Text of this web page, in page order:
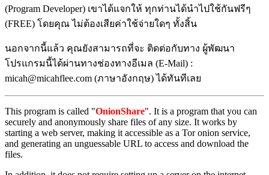
(Program Developer) เขาได้แจกให้ ทุกท่านได้นำไปใช้กันฟรีๆ
(FREE) โดยคุณ ไม่ต้องเสียค่าใช้จ่ายใดๆ ทั้งสิ้น
นอกจากนี้แล้ว คุณยังสามารถที่จะ ติดต่อกับทาง ผู้พัฒนา
โปรแกรมนี้ได้ผ่านทางช่องทางอีเมล (E-Mail) :
micah@micahflee.com (ภาษาอังกฤษ) ได้ทันทีเลย
This program is called "OnionShare". It is a program that you can
securely and anonymously share files of any size. It works by
starting a web server, making it accessible as a Tor onion service,
and generating an unguessable URL to access and download the
files.